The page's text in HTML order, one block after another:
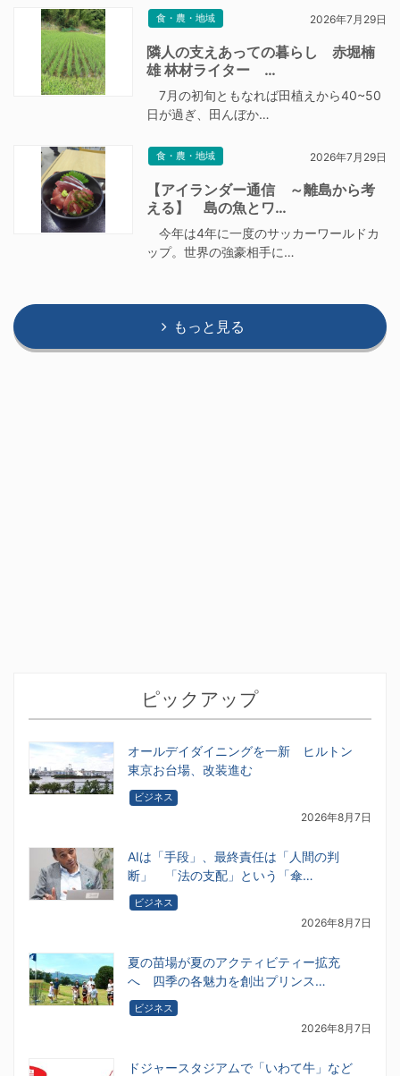
食・農・地域 2026年7月29日
隣人の支えあっての暮らし 赤堀楠
雄 林材ライター …
7月の初旬ともなれば田植えから40~50
日が過ぎ、田んぼか…
食・農・地域 2026年7月29日
【アイランダー通信 ～離島から考
える】 島の魚とワ…
今年は4年に一度のサッカーワールドカ
ップ。世界の強豪相手に…
もっと見る
ピックアップ
オールデイダイニングを一新 ヒルトン
東京お台場、改装進む
ビジネス
2026年8月7日
AIは「手段」、最終責任は「人間の判
断」 「法の支配」という「傘…
ビジネス
2026年8月7日
夏の苗場が夏のアクティビティー拡充
へ 四季の各魅力を創出プリンス…
ビジネス
2026年8月7日
ドジャースタジアムで「いわて牛」など